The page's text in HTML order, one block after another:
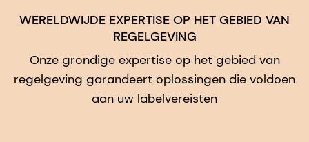
WERELDWIJDE EXPERTISE OP HET GEBIED VAN
REGELGEVING
Onze grondige expertise op het gebied van
regelgeving garandeert oplossingen die voldoen
aan uw labelvereisten